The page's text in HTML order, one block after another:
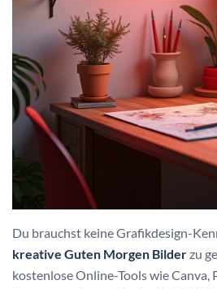
Du brauchst keine Grafikdesign-
kreative Guten Morgen Bilderzu
kostenlose Online-Tools wie Canva,